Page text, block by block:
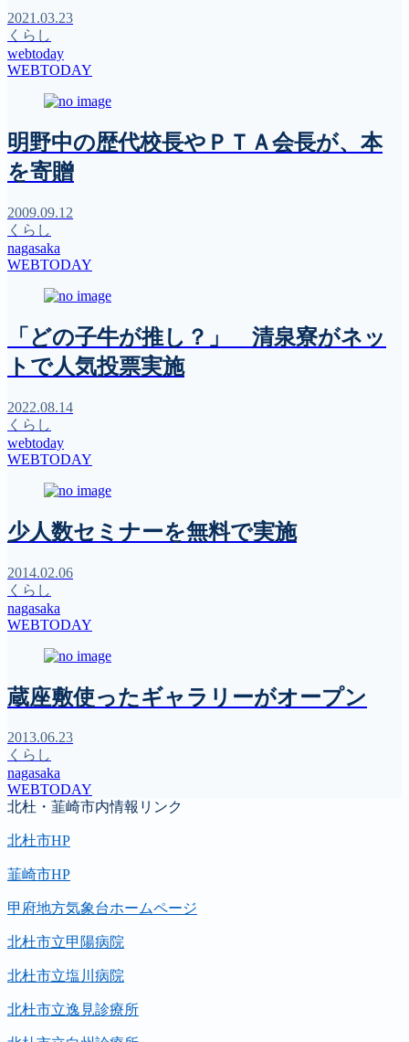
2021.03.23
くらし
webtoday
WEBTODAY
明野中の歴代校長やＰＴＡ会長が、本
を寄贈
2009.09.12
くらし
nagasaka
WEBTODAY
「どの子牛が推し？」 清泉寮がネッ
トで人気投票実施
2022.08.14
くらし
webtoday
WEBTODAY
少人数セミナーを無料で実施
2014.02.06
くらし
nagasaka
WEBTODAY
蔵座敷使ったギャラリーがオープン
2013.06.23
くらし
nagasaka
WEBTODAY
北杜・韮崎市内情報リンク
北杜市HP
韮崎市HP
甲府地方気象台ホームページ
北杜市立甲陽病院
北杜市立塩川病院
北杜市立逸見診療所